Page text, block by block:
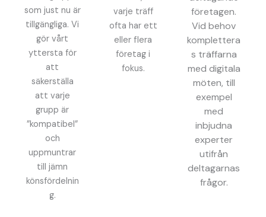
som just nu är
tillgängliga. Vi
gör vårt
yttersta för
att
säkerställa
att varje
grupp är
”kompatibel”
och
uppmuntrar
till jämn
könsfördelnin
g.
varje träff
ofta har ett
eller flera
företag i
fokus.
företagen.
Vid behov
komplettera
s träffarna
med digitala
möten, till
exempel
med
inbjudna
experter
utifrån
deltagarnas
frågor.